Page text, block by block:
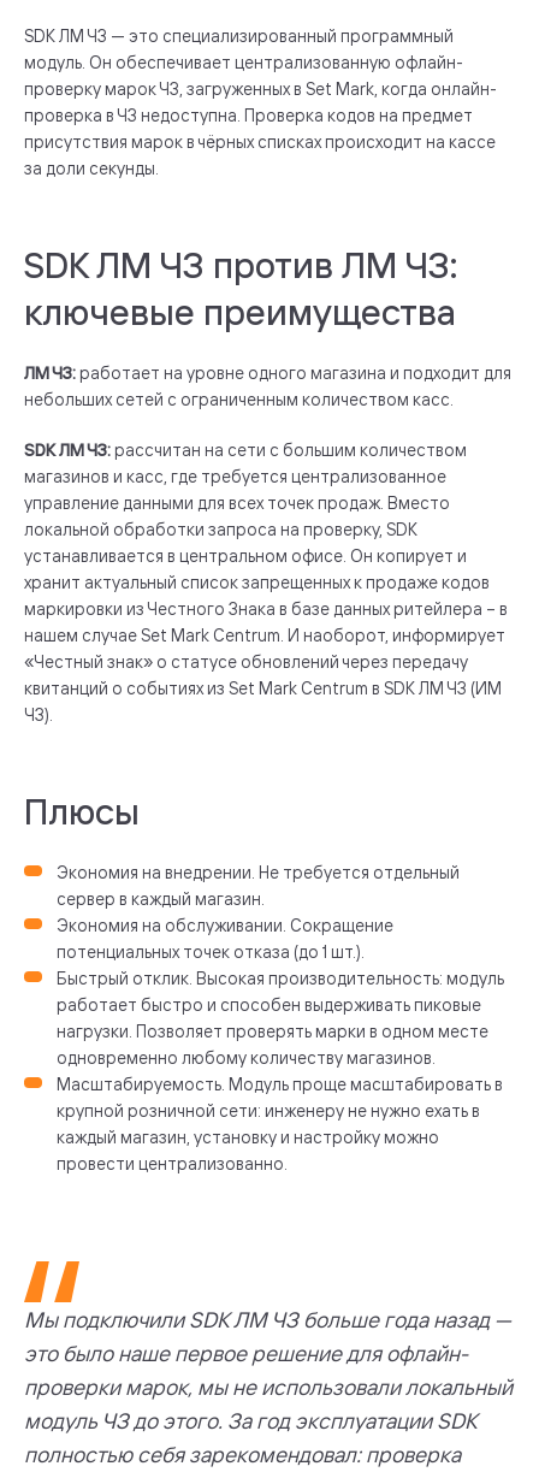
SDK ЛМ ЧЗ — это специализированный программный
модуль. Он обеспечивает централизованную офлайн-
проверку марок ЧЗ, загруженных в Set Mark, когда онлайн-
проверка в ЧЗ недоступна. Проверка кодов на предмет
присутствия марок в чёрных списках происходит на кассе
за доли секунды.
SDK ЛМ ЧЗ против ЛМ ЧЗ:
ключевые преимущества
ЛМ ЧЗ: работает на уровне одного магазина и подходит для
небольших сетей с ограниченным количеством касс.
SDK ЛМ ЧЗ: рассчитан на сети с большим количеством
магазинов и касс, где требуется централизованное
управление данными для всех точек продаж. Вместо
локальной обработки запроса на проверку, SDK
устанавливается в центральном офисе. Он копирует и
хранит актуальный список запрещенных к продаже кодов
маркировки из Честного Знака в базе данных ритейлера – в
нашем случае Set Mark Centrum. И наоборот, информирует
«Честный знак» о статусе обновлений через передачу
квитанций о событиях из Set Mark Centrum в SDK ЛМ ЧЗ (ИМ
ЧЗ).
Плюсы
Экономия на внедрении. Не требуется отдельный
сервер в каждый магазин.
Экономия на обслуживании. Сокращение
потенциальных точек отказа (до 1 шт.).
Быстрый отклик. Высокая производительность: модуль
работает быстро и способен выдерживать пиковые
нагрузки. Позволяет проверять марки в одном месте
одновременно любому количеству магазинов.
Масштабируемость. Модуль проще масштабировать в
крупной розничной сети: инженеру не нужно ехать в
каждый магазин, установку и настройку можно
провести централизованно.
Мы подключили SDK ЛМ ЧЗ больше года назад —
это было наше первое решение для офлайн-
проверки марок, мы не использовали локальный
модуль ЧЗ до этого. За год эксплуатации SDK
полностью себя зарекомендовал: проверка